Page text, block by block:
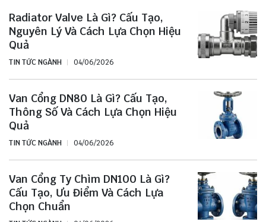
Radiator Valve Là Gì? Cấu Tạo,
Nguyên Lý Và Cách Lựa Chọn Hiệu
Quả
TIN TỨC NGÀNH 04/06/2026
Van Cổng DN80 Là Gì? Cấu Tạo,
Thông Số Và Cách Lựa Chọn Hiệu
Quả
TIN TỨC NGÀNH 04/06/2026
Van Cổng Ty Chìm DN100 Là Gì?
Cấu Tạo, Ưu Điểm Và Cách Lựa
Chọn Chuẩn